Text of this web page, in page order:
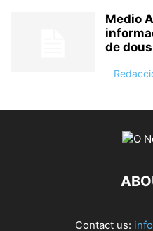
Medio
de
Contact us: